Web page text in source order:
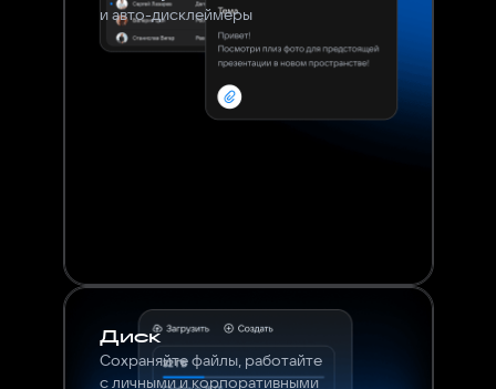
и авто-дисклеймеры
Диск
Сохраняйте файлы, работайте
с личными и корпоративными